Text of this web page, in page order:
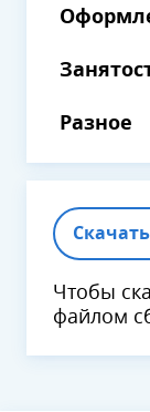
Разное
Чтобы
файлом